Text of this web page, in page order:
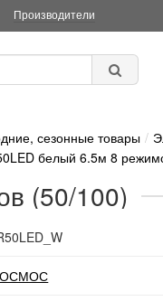
Производители
сезонные товары
белый 6.5м 8
(50/100)